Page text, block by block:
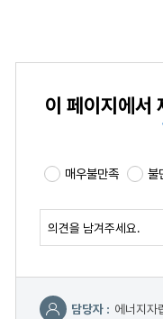
이 페이지에서
매우불만족 불
담당자 : 에너지자